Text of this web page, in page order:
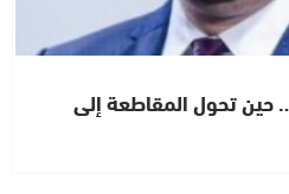
حين تحول المقاطعة إلى